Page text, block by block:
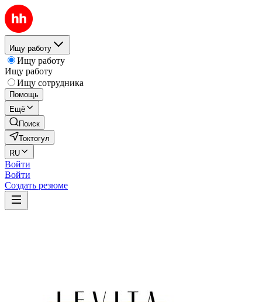
Ищу работу
Ищу работу
Ищу работу
Ищу сотрудника
Помощь
Ещё
Поиск
Токтогул
RU
Войти
Войти
Создать резюме